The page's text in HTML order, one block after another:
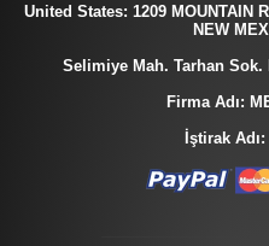
United States: 1209 MOUNTAIN
NEW
Selimiye Mah. Tarhan
Firma Adı:
İştirak